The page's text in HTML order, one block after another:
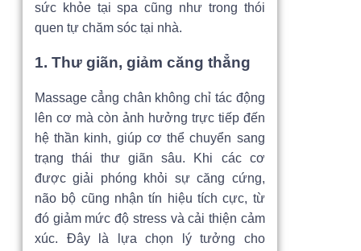
sức khỏe tại spa cũng như trong thói
quen tự chăm sóc tại nhà.
1. Thư giãn, giảm căng thẳng
Massage cẳng chân không chỉ tác động
lên cơ mà còn ảnh hưởng trực tiếp đến
hệ thần kinh, giúp cơ thể chuyển sang
trạng thái thư giãn sâu. Khi các cơ
được giải phóng khỏi sự căng cứng,
não bộ cũng nhận tín hiệu tích cực, từ
đó giảm mức độ stress và cải thiện cảm
xúc. Đây là lựa chọn lý tưởng cho